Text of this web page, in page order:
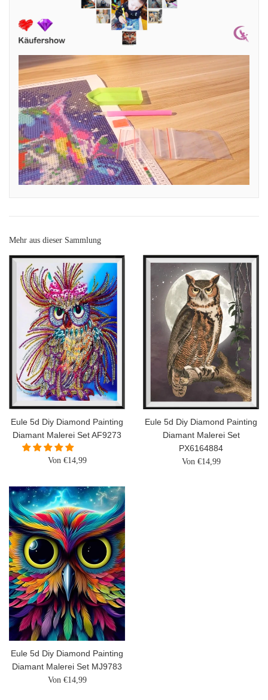
Mehr aus dieser Sammlung
Eule 5d Diy Diamond Painting
Diamant Malerei Set AF9273
Von €14,99
Eule 5d Diy Diamond Painting
Diamant Malerei Set
PX6164884
Von €14,99
Eule 5d Diy Diamond Painting
Diamant Malerei Set MJ9783
Von €14,99